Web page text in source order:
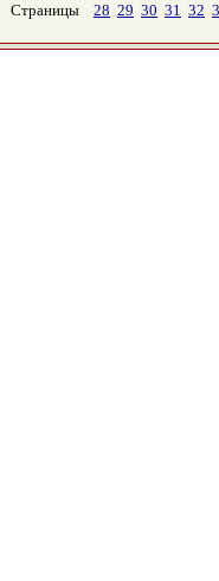
Страницы 28 29 30 31 32